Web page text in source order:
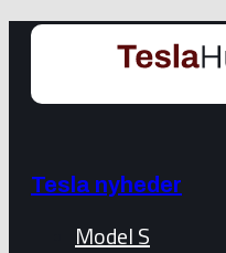
Tesla nyheder
Model S